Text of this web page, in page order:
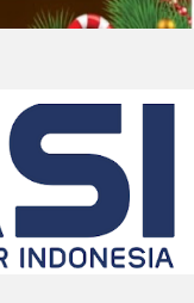
“Perusahaan”),
terkemuka bagi